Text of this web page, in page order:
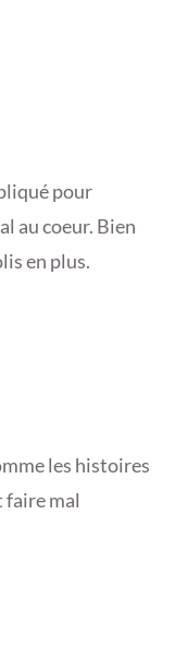
pour
au coeur. Bien
en plus.
les histoires
faire mal